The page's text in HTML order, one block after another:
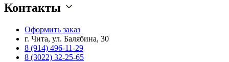
Контакты
Оформить заказ
г. Чита, ул. Балябина, 30
8 (914) 496-11-29
8 (3022) 32-25-65